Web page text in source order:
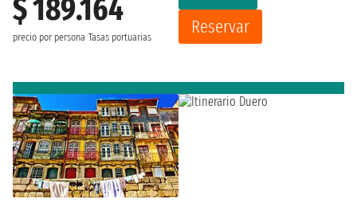
$ 189.164
precio por persona Tasas portuarias
Reservar